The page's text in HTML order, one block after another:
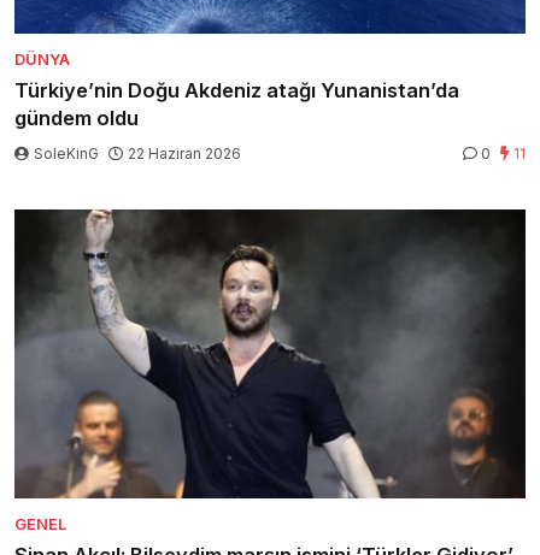
DÜNYA
Türkiye’nin Doğu Akdeniz atağı Yunanistan’da
gündem oldu
SoleKinG 22 Haziran 2026 0 11
GENEL